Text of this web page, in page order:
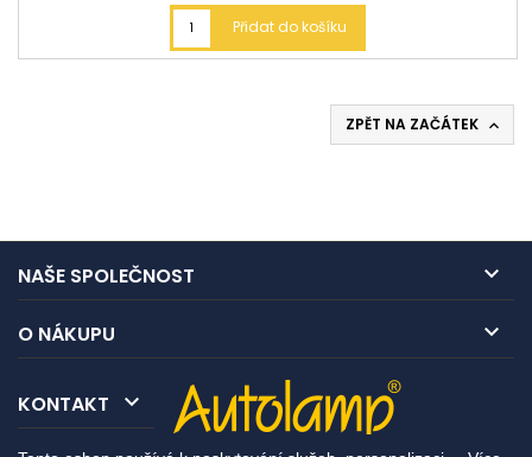
Přidat do košíku
ZPĚT NA ZAČÁTEK 
NAŠE SPOLEČNOST 
O NÁKUPU 
KONTAKT 